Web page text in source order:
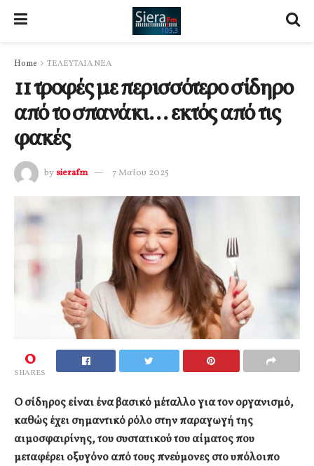
Home ΤΕΛΕΥΤΑΙΑ ΝΕΑ
11 τροφές με περισσότερο σίδηρο
από το σπανάκι… εκτός από τις
φακές
by sierafm 7 Μαΐου 2025
0
SHARES
Ο σίδηρος είναι ένα βασικό μέταλλο για τον οργανισμό,
καθώς έχει σημαντικό ρόλο στην παραγωγή της
αιμοσφαιρίνης, του συστατικού του αίματος που
μεταφέρει οξυγόνο από τους πνεύμονες στο υπόλοιπο